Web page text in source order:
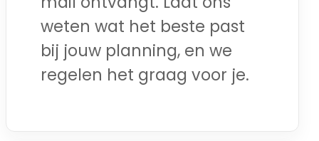
weten wat het beste past
bij jouw planning, en we
regelen het graag voor je.